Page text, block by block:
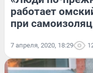
работает
при
7 апреля, 2020, 18:29